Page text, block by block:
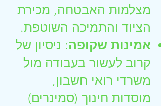
מצלמות האבטחה, מכירת
הציוד והתמיכה השוטפת.
אמינות שקופה: ניסיון של
קרוב לעשור בעבודה מול
משרדי רואי חשבון,
מוסדות חינוך (סמינרים)